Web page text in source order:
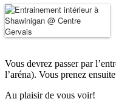
Vous devrez passer par
l’aréna). Vous prenez
Au plaisir de vous voir!